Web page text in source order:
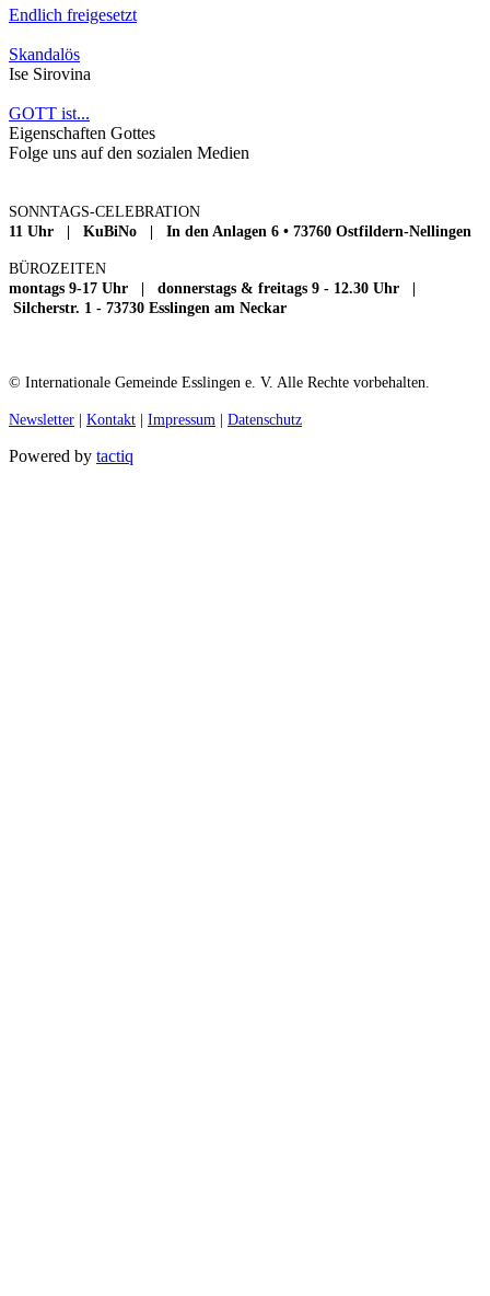
Endlich freigesetzt
Skandalös
Ise Sirovina
GOTT ist...
Eigenschaften Gottes
Folge uns auf den sozialen Medien
SONNTAGS-CELEBRATION
11 Uhr | KuBiNo | In den Anlagen 6 • 73760 Ostfildern-Nellingen
BÜROZEITEN
montags 9-17 Uhr | donnerstags & freitags 9 - 12.30 Uhr |
Silcherstr. 1 - 73730 Esslingen am Neckar
© Internationale Gemeinde Esslingen e. V. Alle Rechte vorbehalten.
Newsletter | Kontakt | Impressum | Datenschutz
Powered by tactiq